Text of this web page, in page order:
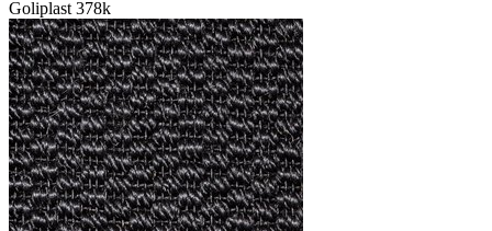
Goliplast 378k